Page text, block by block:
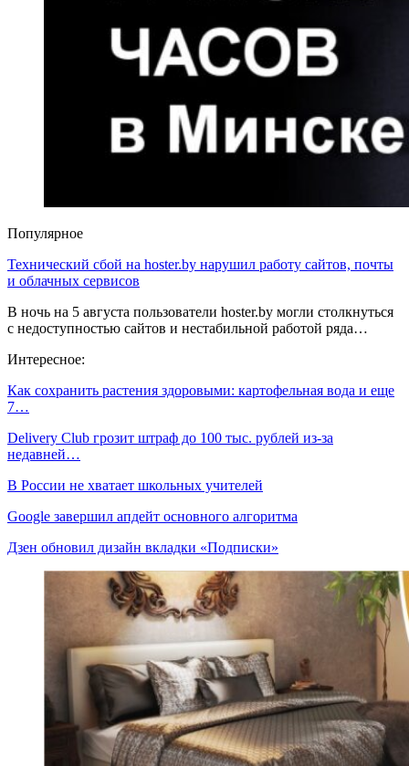
Популярное
Технический сбой на hoster.by нарушил работу сайтов, почты
и облачных сервисов
В ночь на 5 августа пользователи hoster.by могли столкнуться
с недоступностью сайтов и нестабильной работой ряда…
Интересное:
Как сохранить растения здоровыми: картофельная вода и еще
7…
Delivery Club грозит штраф до 100 тыс. рублей из-за
недавней…
В России не хватает школьных учителей
Google завершил апдейт основного алгоритма
Дзен обновил дизайн вкладки «Подписки»